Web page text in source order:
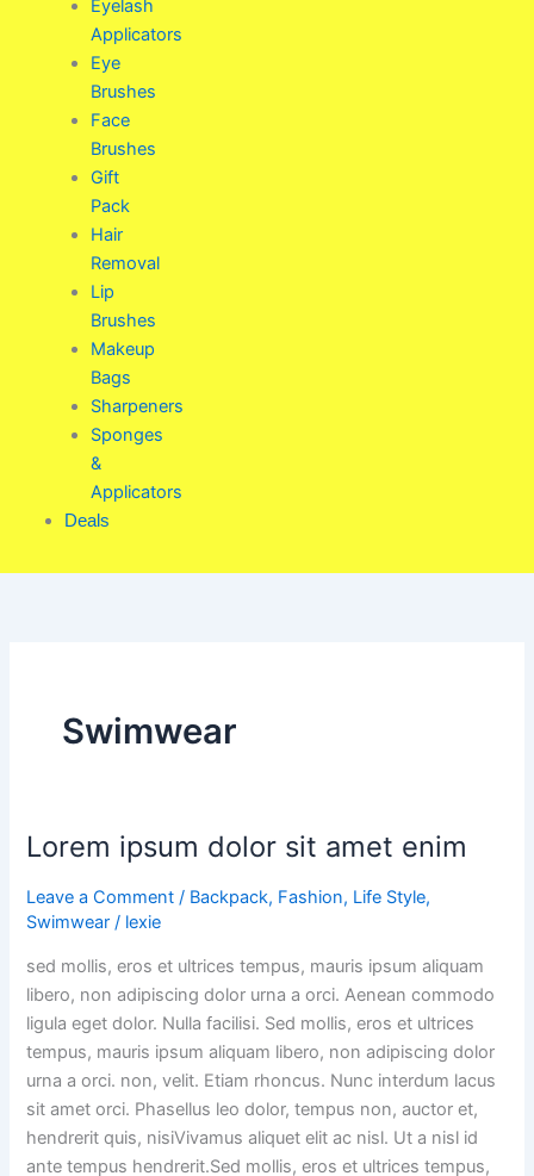
Eyelash
Applicators
Eye
Brushes
Face
Brushes
Gift
Pack
Hair
Removal
Lip
Brushes
Makeup
Bags
Sharpeners
Sponges
&
Applicators
Deals
Swimwear
Lorem ipsum dolor sit amet enim
Leave a Comment / Backpack, Fashion, Life Style,
Swimwear / lexie
sed mollis, eros et ultrices tempus, mauris ipsum aliquam
libero, non adipiscing dolor urna a orci. Aenean commodo
ligula eget dolor. Nulla facilisi. Sed mollis, eros et ultrices
tempus, mauris ipsum aliquam libero, non adipiscing dolor
urna a orci. non, velit. Etiam rhoncus. Nunc interdum lacus
sit amet orci. Phasellus leo dolor, tempus non, auctor et,
hendrerit quis, nisiVivamus aliquet elit ac nisl. Ut a nisl id
ante tempus hendrerit.Sed mollis, eros et ultrices tempus,
Lorem
dolor
sit
amet
enim